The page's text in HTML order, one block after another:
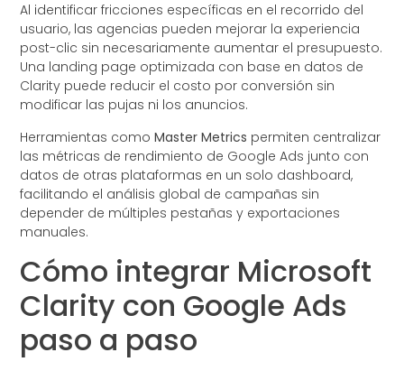
Al identificar fricciones específicas en el recorrido del
usuario, las agencias pueden mejorar la experiencia
post-clic sin necesariamente aumentar el presupuesto.
Una landing page optimizada con base en datos de
Clarity puede reducir el costo por conversión sin
modificar las pujas ni los anuncios.
Herramientas comoMaster Metrics permiten centralizar
las métricas de rendimiento de Google Ads junto con
datos de otras plataformas en un solo dashboard,
facilitando el análisis global de campañas sin
depender de múltiples pestañas y exportaciones
manuales.
Cómo integrar Microsoft
Clarity con Google Ads
paso a paso